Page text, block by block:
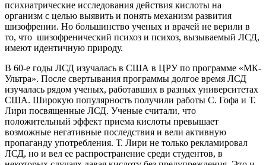
психиатрические исследования действия кислоты на
организм с целью выявить и понять механизм развития
шизофрении. Но большинство ученых и врачей не верили в
то, что шизофренический психоз и психоз, вызываемый ЛСД,
имеют идентичную природу.
В 60-е годы ЛСД изучалась в США в ЦРУ по программе «МК-
Ультра». После свертывания программы долгое время ЛСД
изучалась рядом ученых, работавших в разных университетах
США. Широкую популярность получили работы С. Гофа и Т.
Лири посвященные ЛСД. Ученые считали, что
положительный эффект приема кислоты превышает
возможные негативные последствия и вели активную
пропаганду употребления. Т. Лири не только рекламировал
ЛСД, но и вел ее распространение среди студентов, в